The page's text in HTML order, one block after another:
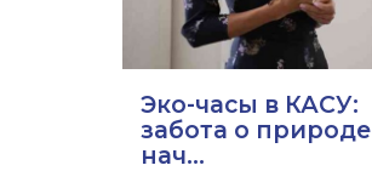
Эко-часы в КАСУ:
забота о природе
нач...